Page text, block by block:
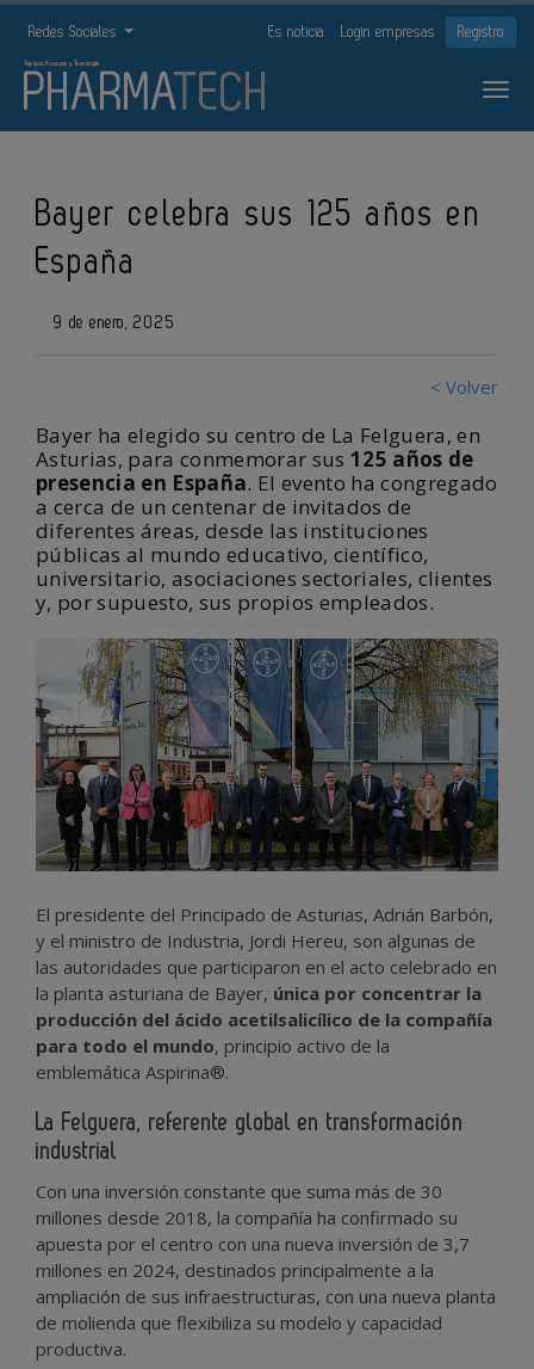
Redes Sociales Es noticia Login empresas Registro
Bayer celebra sus 125 años en
España
9 de enero, 2025
< Volver
Bayer ha elegido su centro de La Felguera, en
Asturias, para conmemorar sus 125 años de
presencia en España. El evento ha congregado
a cerca de un centenar de invitados de
diferentes áreas, desde las instituciones
públicas al mundo educativo, científico,
universitario, asociaciones sectoriales, clientes
y, por supuesto, sus propios empleados.
El presidente del Principado de Asturias, Adrián Barbón,
y el ministro de Industria, Jordi Hereu, son algunas de
las autoridades que participaron en el acto celebrado en
la planta asturiana de Bayer, única por concentrar la
producción del ácido acetilsalicílico de la compañía
para todo el mundo, principio activo de la
emblemática Aspirina®.
La Felguera, referente global en transformación
industrial
Con una inversión constante que suma más de 30
millones desde 2018, la compañía ha confirmado su
apuesta por el centro con una nueva inversión de 3,7
millones en 2024, destinados principalmente a la
ampliación de sus infraestructuras, con una nueva planta
de molienda que flexibiliza su modelo y capacidad
productiva.